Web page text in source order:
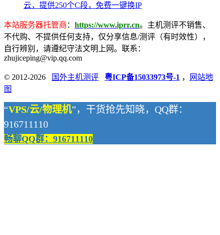
云，提供250个C段，免费一键换IP
本站服务器托管商 ： https://www.iprr.cn。主机测评不销售、
不代购、不提供任何支持，仅分享信息/测评（有时效性），
自行辨别，请遵纪守法文明上网。联系：
zhujiceping@vip.qq.com
© 2012-2026 国外主机测评 粤ICP备15033973号-1 ，
网站地
图
“VPS/云/物理机”，干货抢先知晓，QQ群：
916711110
畅聊QQ群：916711110